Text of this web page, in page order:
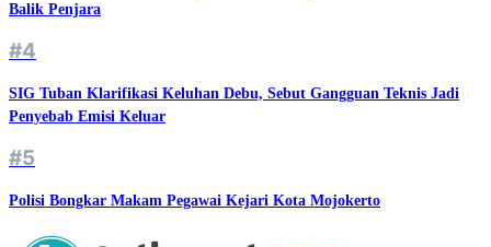
Balik Penjara
#4
SIG Tuban Klarifikasi Keluhan Debu, Sebut Gangguan Teknis Jadi
Penyebab Emisi Keluar
#5
Polisi Bongkar Makam Pegawai Kejari Kota Mojokerto